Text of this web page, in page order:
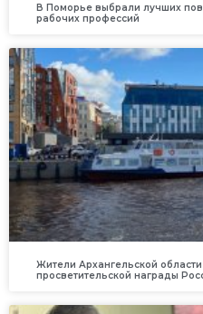
В Поморье выбрали лучших
рабочих профессий
Жители Архангельской
просветительской награды